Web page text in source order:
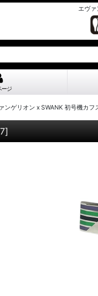
エヴ
ージ
ンゲリオン x SWANK 初号機カフ
]